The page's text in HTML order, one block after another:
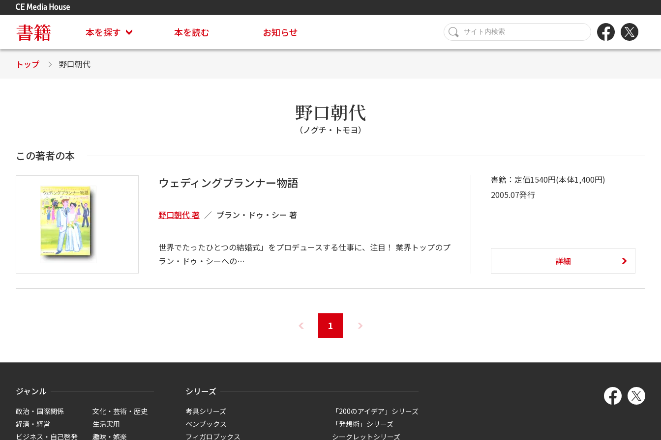
書籍 本を探す 本を読む お知らせ
トップ 野口朝代
野口朝代
（ノグチ・トモヨ）
この著者の本
ウェディングプランナー物語
野口朝代 著 プラン・ドゥ・シー 著
世界でたったひとつの結婚式」をプロデュースする仕事に、注目！ 業界トップのプ
ラン・ドゥ・シーへの…
書籍：定価1540円(本体1,400円)
2005.07発行
詳細
1
ジャンル
政治・国際関係
経済・経営
ビジネス・自己啓発
文化・芸術・歴史
生活実用
趣味・娯楽
シリーズ
考具シリーズ
ペンブックス
フィガロブックス
「200のアイデア」シリーズ
「発想術」シリーズ
シークレットシリーズ